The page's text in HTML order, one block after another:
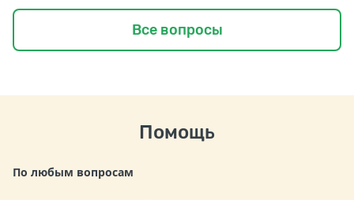
Все вопросы
Помощь
По любым вопросам